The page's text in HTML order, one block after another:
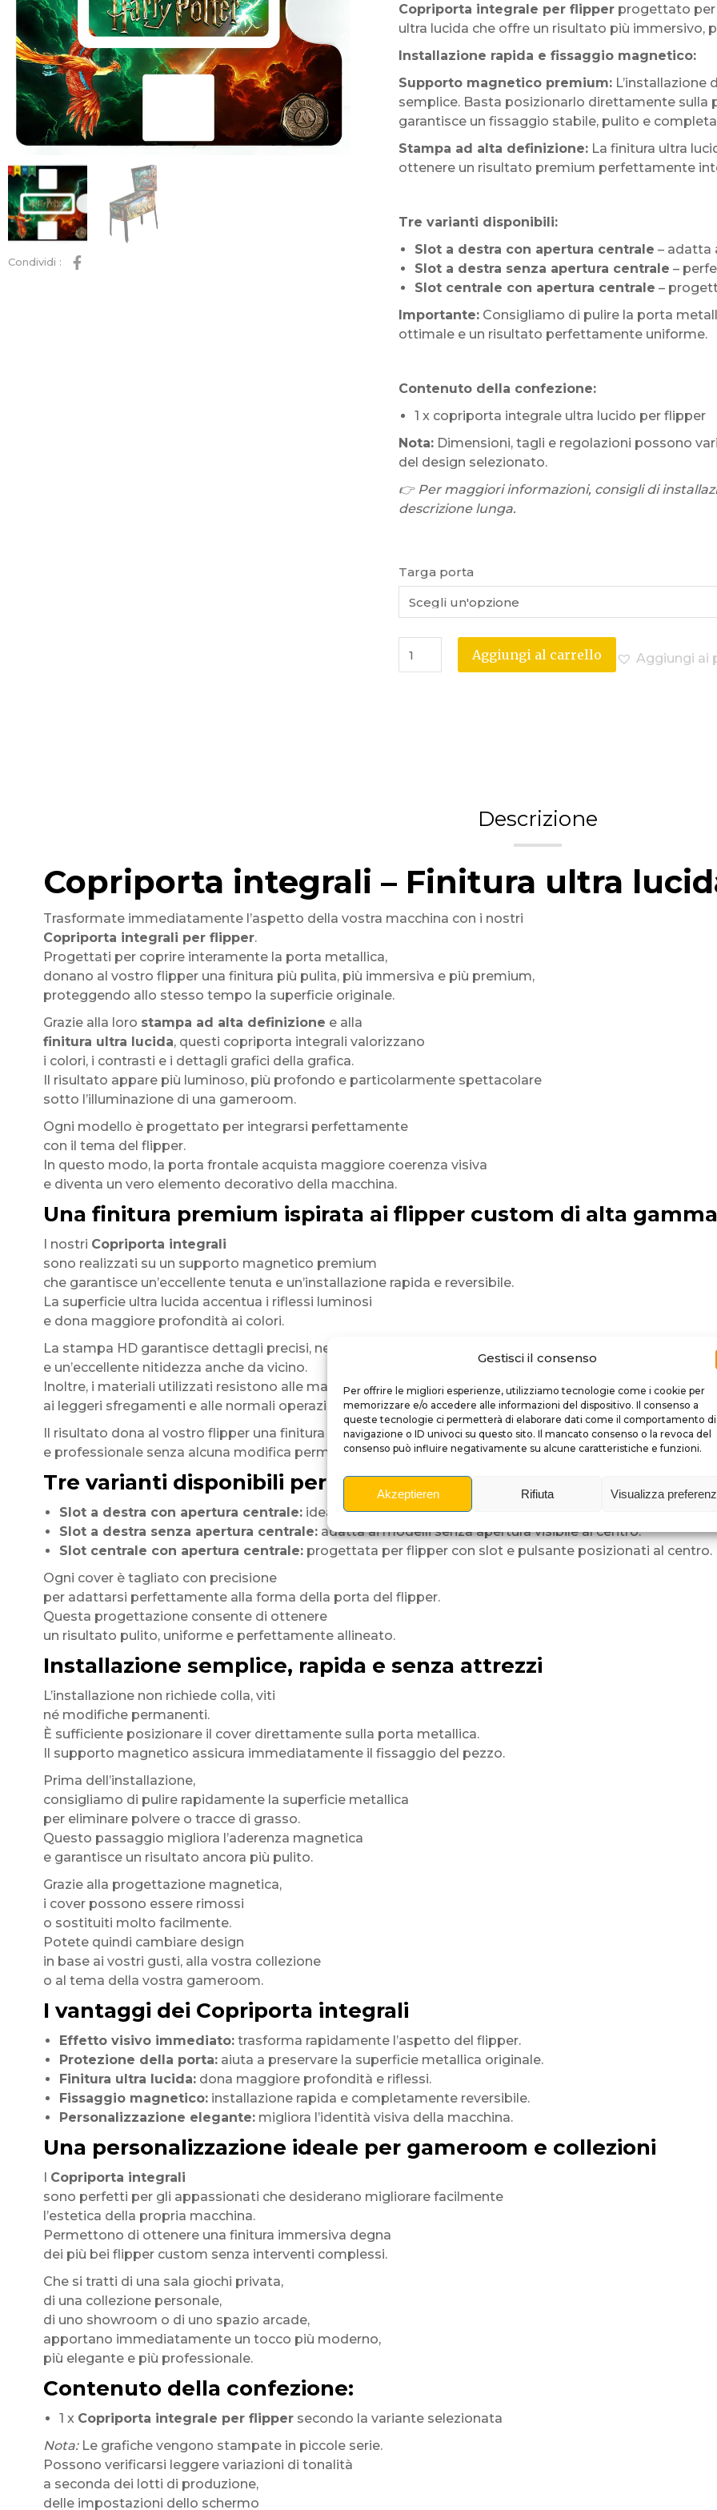
Gestisci il consenso
Per offrire le migliori esperienze, utilizziamo tecnologie come i cookie per
memorizzare e/o accedere alle informazioni del dispositivo. Il consenso a
queste tecnologie ci permetterà di elaborare dati come il comportamento di
navigazione o ID univoci su questo sito. Il mancato consenso o la revoca del
consenso può influire negativamente su alcune caratteristiche e funzioni.
Akzeptieren Rifiuta Visualizza
Condividi :
Copriporta integrale per flipperprogettato per
ultra lucida che offre un risultato più immersivo,
Installazione rapida e fissaggio magnetico:
Supporto magnetico premium:L’installazione
semplice. Basta posizionarlo direttamente
garantisce un fissaggio stabile, pulito e
Stampa ad alta definizione:La finitura ultra
ottenere un risultato premium perfettamente
Tre varianti disponibili:
Slot a destra con apertura centrale – adatta
Slot a destra senza apertura centrale –
Slot centrale con apertura centrale –
Importante:Consigliamo di pulire la porta
ottimale e un risultato perfettamente uniforme.
Contenuto della confezione:
1 x copriporta integrale ultra lucido per flipper
Nota:Dimensioni, tagli e regolazioni possono
del design selezionato.
👉 Per maggiori informazioni, consigli di
descrizione lunga.
Targa porta
Aggiungi al carrello Aggiungi ai
Descrizione
Copriporta integrali – Finitura ultra
Trasformate immediatamente l’aspetto della vostra macchina con i nostri
Copriporta integrali per flipper.
Progettati per coprire interamente la porta metallica,
donano al vostro flipper una finitura più pulita, più immersiva e più premium,
proteggendo allo stesso tempo la superficie originale.
Grazie alla loro stampa ad alta definizione e alla
finitura ultra lucida, questi copriporta integrali valorizzano
i colori, i contrasti e i dettagli grafici della grafica.
Il risultato appare più luminoso, più profondo e particolarmente spettacolare
sotto l’illuminazione di una gameroom.
Ogni modello è progettato per integrarsi perfettamente
con il tema del flipper.
In questo modo, la porta frontale acquista maggiore coerenza visiva
e diventa un vero elemento decorativo della macchina.
Una finitura premium ispirata ai flipper custom di alta gamma
I nostri Copriporta integrali
sono realizzati su un supporto magnetico premium
che garantisce un’eccellente tenuta e un’installazione rapida e reversibile.
La superficie ultra lucida accentua i riflessi luminosi
e dona maggiore profondità ai colori.
La stampa HD garantisce dettagli precisi, neri profondi
e un’eccellente nitidezza anche da vicino.
Inoltre, i materiali utilizzati resistono alle manipolazioni frequenti,
ai leggeri sfregamenti e alle normali operazioni di pulizia.
Il risultato dona al vostro flipper una finitura più moderna
e professionale senza alcuna modifica permanente della macchina.
Tre varianti disponibili per un adattamento preciso
Slot a destra con apertura centrale:ideale per porte con pulsante centrale e slot laterale.
Slot a destra senza apertura centrale:adatta ai modelli senza apertura visibile al centro.
Slot centrale con apertura centrale:progettata per flipper con slot e pulsante posizionati al centro.
Ogni cover è tagliato con precisione
per adattarsi perfettamente alla forma della porta del flipper.
Questa progettazione consente di ottenere
un risultato pulito, uniforme e perfettamente allineato.
Installazione semplice, rapida e senza attrezzi
L’installazione non richiede colla, viti
né modifiche permanenti.
È sufficiente posizionare il cover direttamente sulla porta metallica.
Il supporto magnetico assicura immediatamente il fissaggio del pezzo.
Prima dell’installazione,
consigliamo di pulire rapidamente la superficie metallica
per eliminare polvere o tracce di grasso.
Questo passaggio migliora l’aderenza magnetica
e garantisce un risultato ancora più pulito.
Grazie alla progettazione magnetica,
i cover possono essere rimossi
o sostituiti molto facilmente.
Potete quindi cambiare design
in base ai vostri gusti, alla vostra collezione
o al tema della vostra gameroom.
I vantaggi dei Copriporta integrali
Effetto visivo immediato:trasforma rapidamente l’aspetto del flipper.
Protezione della porta:aiuta a preservare la superficie metallica originale.
Finitura ultra lucida:dona maggiore profondità e riflessi.
Fissaggio magnetico:installazione rapida e completamente reversibile.
Personalizzazione elegante:migliora l’identità visiva della macchina.
Una personalizzazione ideale per gameroom e collezioni
I Copriporta integrali
sono perfetti per gli appassionati che desiderano migliorare facilmente
l’estetica della propria macchina.
Permettono di ottenere una finitura immersiva degna
dei più bei flipper custom senza interventi complessi.
Che si tratti di una sala giochi privata,
di una collezione personale,
di uno showroom o di uno spazio arcade,
apportano immediatamente un tocco più moderno,
più elegante e più professionale.
Contenuto della confezione:
1 x Copriporta integrale per flippersecondo la variante selezionata
Nota:Le grafiche vengono stampate in piccole serie.
Possono verificarsi leggere variazioni di tonalità
a seconda dei lotti di produzione,
delle impostazioni dello schermo